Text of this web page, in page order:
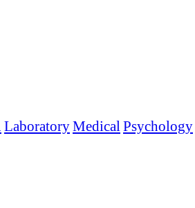
LaboratoryMedicalPsychology